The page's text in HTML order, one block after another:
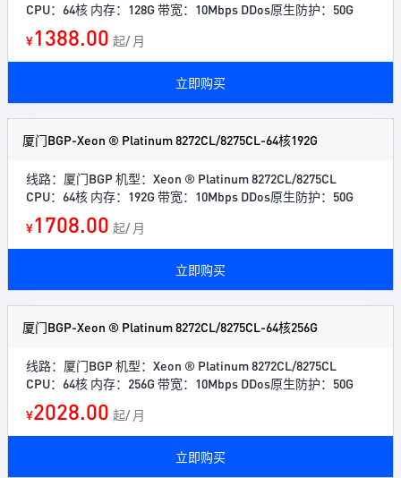
CPU：64核 内存：128G 带宽：10Mbps DDos原生防护：50G
¥1388.00 起/ 月
立即购买
厦门BGP-Xeon ® Platinum 8272CL/8275CL-64核192G
线路：厦门BGP 机型：Xeon ® Platinum 8272CL/8275CL
CPU：64核 内存：192G 带宽：10Mbps DDos原生防护：50G
¥1708.00 起/ 月
立即购买
厦门BGP-Xeon ® Platinum 8272CL/8275CL-64核256G
线路：厦门BGP 机型：Xeon ® Platinum 8272CL/8275CL
CPU：64核 内存：256G 带宽：10Mbps DDos原生防护：50G
¥2028.00 起/ 月
立即购买